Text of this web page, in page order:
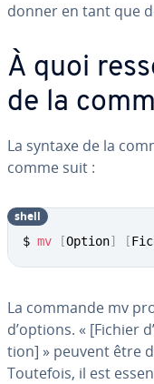
donner en tant que
À quoi
de la
La syntaxe de la
comme suit :
$ mv [Option] [
shell
La commande mv
d’options. « [Fichier
tion] » peuvent être
Toutefois, il est